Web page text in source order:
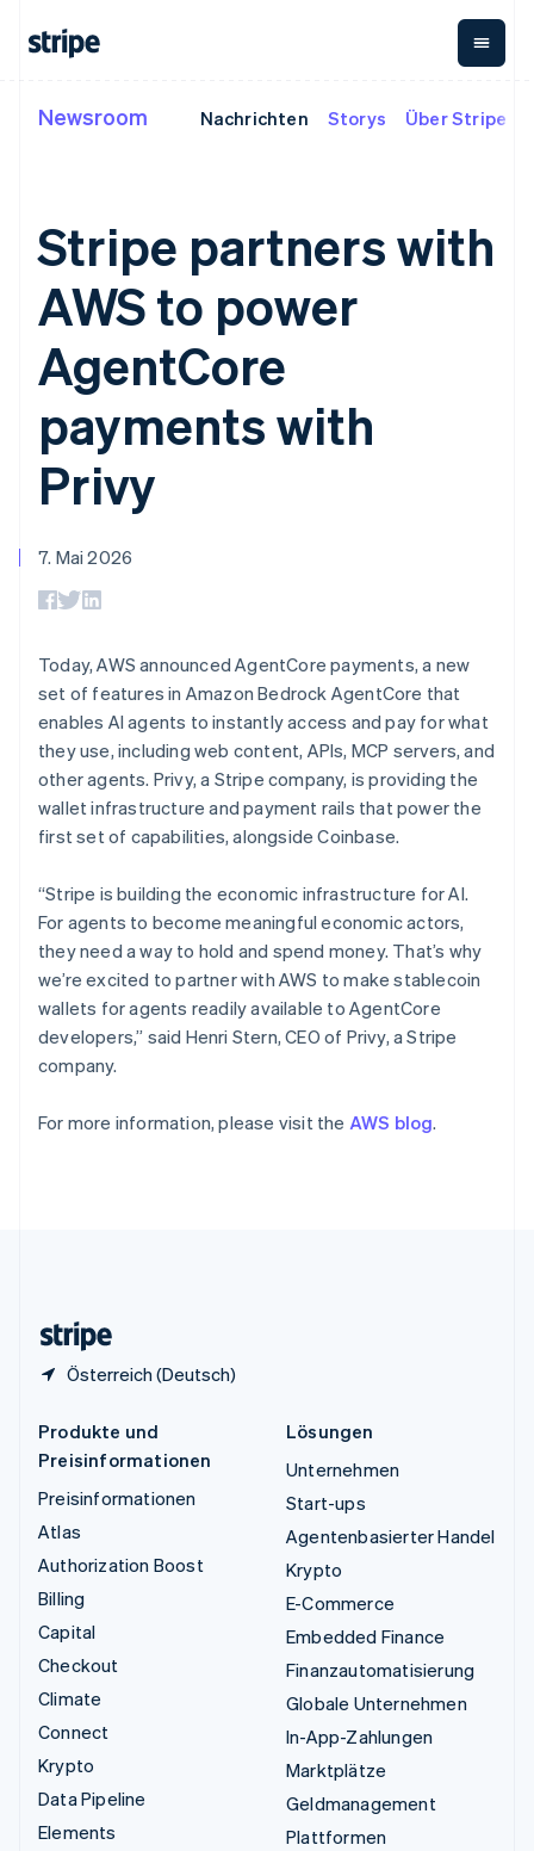
Payments
Managed Payments
Lösung für
eingetragene
Händler/innen
Payment links
Zahlungen
Checkout
Zahlungs-UIs
Elements
Flexible UI-
Komponenten
Zahlungsmethoden
Zugriff auf mehr als
Terminal
Boost
Optimierung der
Autorisierungsraten
Beschleunigter
Bezahlvorgang
Financial
Connections
Verbundene
Umsatz
Metronome
Nutzungsbasierte
Abrechnung
Abonnements
Abonnementverwaltung
Einmalig oder wiederkehrend
Tax
Verkaufs- und USt.-
Optimierung
Revenue Recognition
Mehr
Product roadmap
Ausblick
Radar
Betrugsprävention
Start-up-Gründung
Stripe-Sessions 2026
Jetzt ansehen
Nach Phase
Agentenbasierter
Handel
Crypto
Embedded Finance
Finanzautomatisierung
Nach Branche
KI-Unternehmen
Creator Economy
Gaming
Bewirtung, Reisen und
Freizeit
Versicherungen
Unterhaltung
Gemeinnützige
Organisationen
Fachdienstleistungen
Öffentlicher Sektor
Einzelhandel
Partner
Dokumentation
Stripe Apps
Leitfäden
Grundlagen: Online-
So integrieren Sie einen
nutzungsbasierte
Abrechnung um
Stablecoin-gestützte
Karten ausgeben: So
geht´s
Bereitstellung und
Verwaltung von
Diensten mit Agenten
Ressourcen
App-Integrationen
Code-Beispiele
Entwickler-Blog
API-Status
Wissenswertes
Support
Support anfordern
Verwaltete Support-
Fachdienstleistungen
Stripe Press
Kontakt
Sales-Team
kontaktieren
Partner werden
Newsroom Nachrichten Storys Über Stripe
Stripe partners with
AWS to power
AgentCore
payments with
Privy
7. Mai 2026
Today, AWS announced AgentCore payments, a new
set of features in Amazon Bedrock AgentCore that
enables AI agents to instantly access and pay for what
they use, including web content, APIs, MCP servers, and
other agents. Privy, a Stripe company, is providing the
wallet infrastructure and payment rails that power the
first set of capabilities, alongside Coinbase.
“Stripe is building the economic infrastructure for AI.
For agents to become meaningful economic actors,
they need a way to hold and spend money. That’s why
we’re excited to partner with AWS to make stablecoin
wallets for agents readily available to AgentCore
developers,” said Henri Stern, CEO of Privy, a Stripe
company.
For more information, please visit the AWS blog.
Österreich (Deutsch)
Litauen
FrançaisDeutsch English
Mexiko
EspañolEnglish
Neuseeland
English
Niederlande
Nederlands English
Norwegen
English
Österreich
Deutsch
Polen
Português
Rumänien
English
SvenskaEnglish
Schweiz
DeutschFrançais ItalianoEnglish
Singapur
English简体中文
Slowakei
English
Slowenien
Sonderverwaltungsregion Hongkong,
China
English简体中文
Spanien
EspañolEnglish
Thailand
ไทยEnglish
Tschechische Republik
English
English
Produkte und
Preisinformationen
Preisinformationen
Atlas
Authorization Boost
Billing
Capital
Checkout
Climate
Connect
Krypto
Data Pipeline
Elements
Lösungen
Unternehmen
Start-ups
Agentenbasierter Handel
Krypto
E-Commerce
Embedded Finance
Finanzautomatisierung
Globale Unternehmen
In-App-Zahlungen
Marktplätze
Geldmanagement
Plattformen